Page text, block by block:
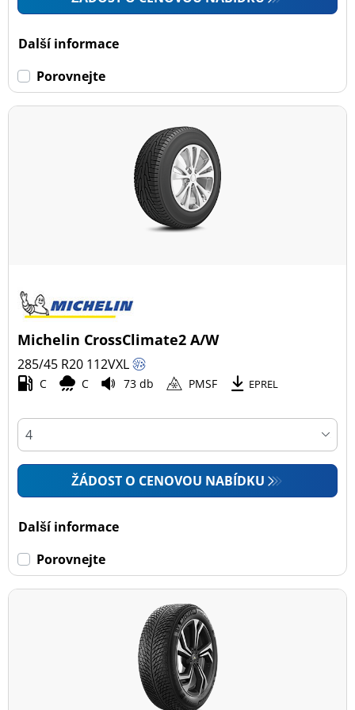
Další informace
Porovnejte
Michelin CrossClimate2 A/W
285/45 R20 112VXL
C C 73 db PMSF EPREL
ŽÁDOST O CENOVOU NABÍDKU
Další informace
Porovnejte